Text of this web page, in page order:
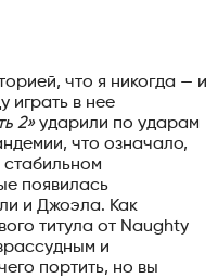
что я никогда — и
играть в нее
2»ударили по ударам
что означало,
появилась
и Джоэла. Как
титула от Naughty
и
портить, но вы